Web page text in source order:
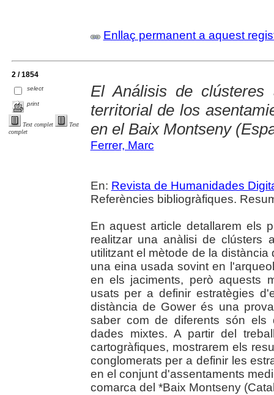
Enllaç permanent a aquest
2 / 1854
select
print
Text complet
Text
complet
El Análisis de clústeres
territorial de los
en el Baix Montseny
Ferrer, Marc
En: Revista de Humanidades
Referències bibliogràfiques.
En aquest article detallarem els
realitzar una anàlisi de clústers
utilitzant el mètode de la
una eina usada sovint en
en els jaciments, però aquests
usats per a definir estratègies
distància de Gower és una
saber com de diferents són els
dades mixtes. A partir del
cartogràfiques, mostrarem els
conglomerats per a definir les
en el conjunt d'assentaments
comarca del *Baix Montseny